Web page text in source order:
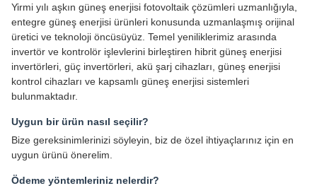
Yirmi yılı aşkın güneş enerjisi fotovoltaik çözümleri uzmanlığıyla,
entegre güneş enerjisi ürünleri konusunda uzmanlaşmış orijinal
üretici ve teknoloji öncüsüyüz. Temel yeniliklerimiz arasında
invertör ve kontrolör işlevlerini birleştiren hibrit güneş enerjisi
invertörleri, güç invertörleri, akü şarj cihazları, güneş enerjisi
kontrol cihazları ve kapsamlı güneş enerjisi sistemleri
bulunmaktadır.
Uygun bir ürün nasıl seçilir?
Bize gereksinimlerinizi söyleyin, biz de özel ihtiyaçlarınız için en
uygun ürünü önerelim.
Ödeme yöntemleriniz nelerdir?